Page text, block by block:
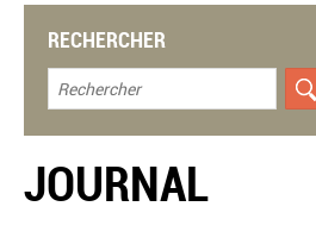
RECHERCHER
JOURNAL